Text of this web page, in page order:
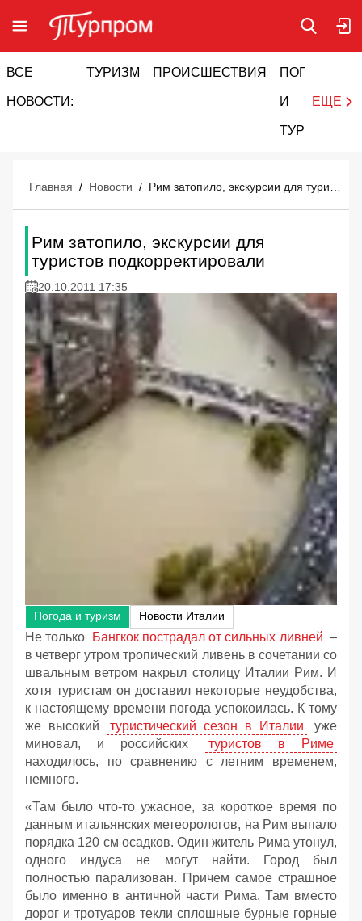
ВСЕ
НОВОСТИ:
ТУРИЗМ ПРОИСШЕСТВИЯ ПОГОДА
И
ТУРИЗМ
ЕЩЕ
Главная / Новости /
Рим затопило, экскурсии для
туристов подкорректировали
20.10.2011 17:35
Погода и туризм Новости Италии
Не только Бангкок пострадал от сильных ливней –
в четверг утром тропический ливень в сочетании со
швальным ветром накрыл столицу Италии Рим. И
хотя туристам он доставил некоторые неудобства,
к настоящему времени погода успокоилась. К тому
же высокий
туристический сезон в Италии
уже
миновал, и российских
туристов в Риме
находилось, по сравнению с летним временем,
немного.
«Там было что-то ужасное, за короткое время по
данным итальянских метеорологов, на Рим выпало
порядка 120 см осадков. Один житель Рима утонул,
одного индуса не могут найти. Город был
полностью парализован. Причем самое страшное
было именно в античной части Рима. Там вместо
дорог и тротуаров текли сплошные бурные горные